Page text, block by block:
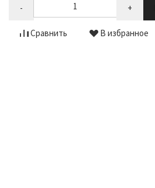
- +
Сравнить В избранное